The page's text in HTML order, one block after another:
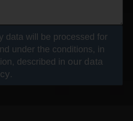
data will be processed for
under the conditions, in
described in our data
.